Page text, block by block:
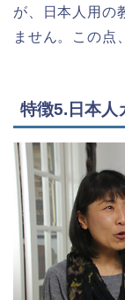
が、日本人用の
ません。この点
特徴5.日本人